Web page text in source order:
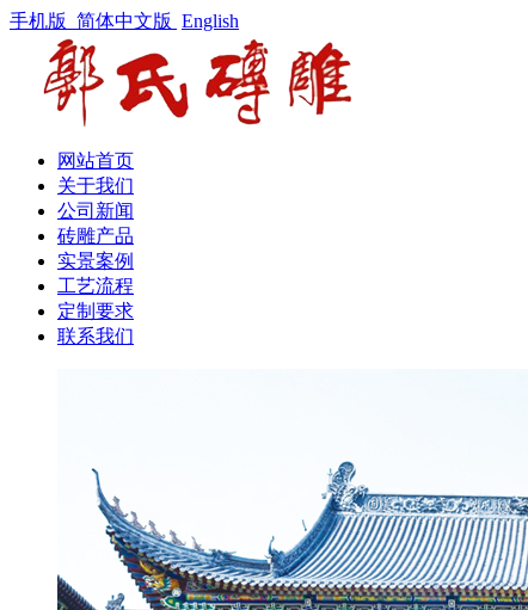
手机版 简体中文版 English
网站首页
关于我们
公司新闻
砖雕产品
实景案例
工艺流程
定制要求
联系我们